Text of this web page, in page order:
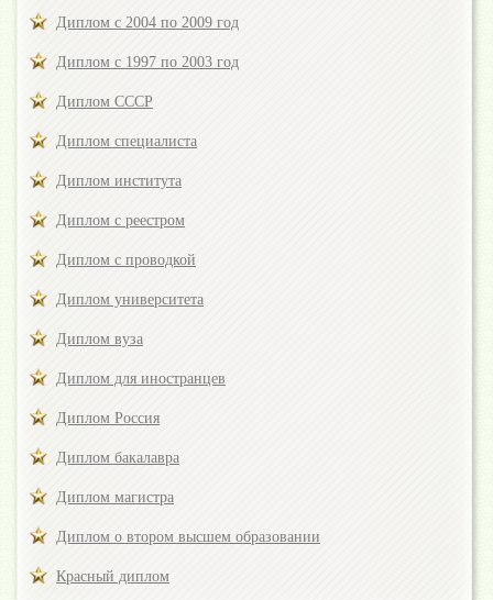
Диплом с 2004 по 2009 год
Диплом с 1997 по 2003 год
Диплом СССР
Диплом специалиста
Диплом института
Диплом с реестром
Диплом с проводкой
Диплом университета
Диплом вуза
Диплом для иностранцев
Диплом Россия
Диплом бакалавра
Диплом магистра
Диплом о втором высшем образовании
Красный диплом